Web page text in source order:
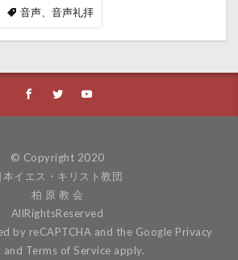
音声、音声礼拝
© Copyright 2020
本イエス・キリスト教団
柏 原 教 会
AllRightsReserved
by reCAPTCHA and the Google Privacy
and Terms of Service apply.